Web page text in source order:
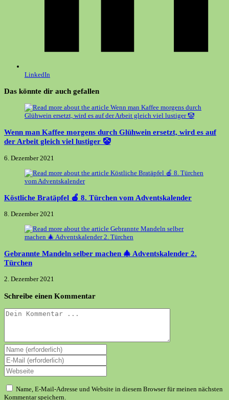
LinkedIn
Das könnte dir auch gefallen
Wenn man Kaffee morgens durch Glühwein ersetzt, wird es auf
der Arbeit gleich viel lustiger 🤡
6. Dezember 2021
Köstliche Bratäpfel 🍎 8. Türchen vom Adventskalender
8. Dezember 2021
Gebrannte Mandeln selber machen 🎄 Adventskalender 2.
Türchen
2. Dezember 2021
Schreibe einen Kommentar
Kommentieren
Gib
deinen
Namen
oder
zum
Kommentieren
Gib
deine
E-
Adresse
Gib
deine
Website-
URL
Name, E-Mail-Adresse und Website in diesem Browser für meinen nächsten
Kommentar speichern.